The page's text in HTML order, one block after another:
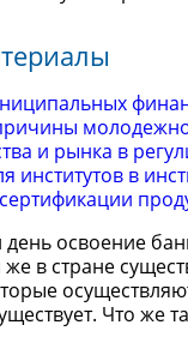
и рынка в
институтов в
освоение
в стране
Что же